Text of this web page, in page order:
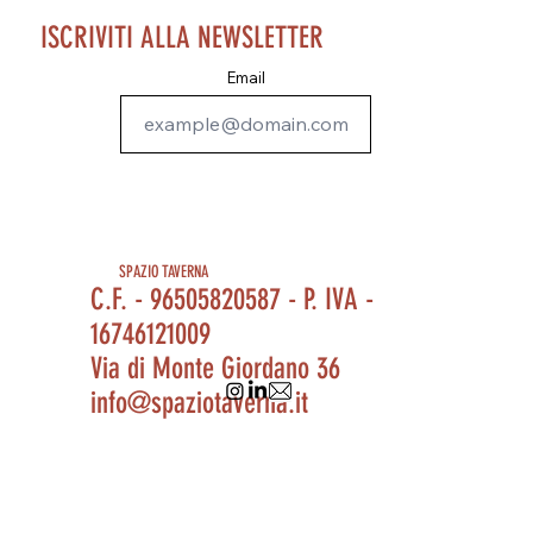
SPAZIO TAVERNA
C.F. - 96505820587 - P. IVA -
16746121009
Via di Monte Giordano 36
info@spaziotaverna.it
ISCRIVITI ALLA NEWSLETTER
Email